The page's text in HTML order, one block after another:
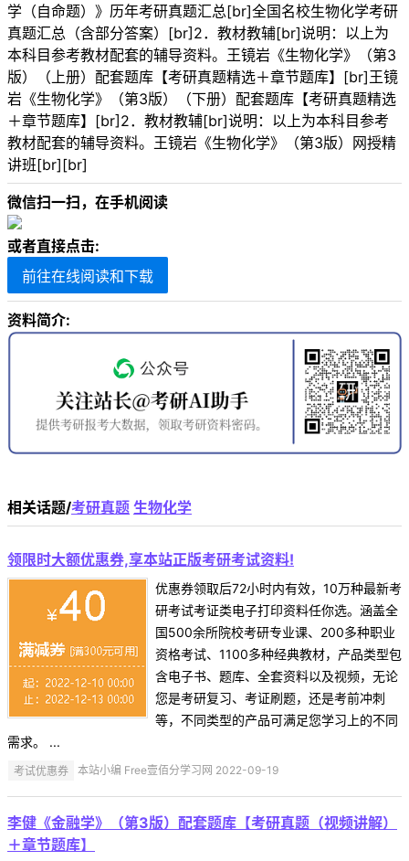
学（自命题）》历年考研真题汇总[br]全国名校生物化学考研
真题汇总（含部分答案）[br]2．教材教辅[br]说明：以上为
本科目参考教材配套的辅导资料。王镜岩《生物化学》（第3
版）（上册）配套题库【考研真题精选＋章节题库】[br]王镜
岩《生物化学》（第3版）（下册）配套题库【考研真题精选
＋章节题库】[br]2．教材教辅[br]说明：以上为本科目参考
教材配套的辅导资料。王镜岩《生物化学》（第3版）网授精
讲班[br][br]
微信扫一扫，在手机阅读
或者直接点击:
前往在线阅读和下载
资料简介:
相关话题/考研真题 生物化学
领限时大额优惠券,享本站正版考研考试资料!
优惠券领取后72小时内有效，10万种最新考
研考试考证类电子打印资料任你选。涵盖全
国500余所院校考研专业课、200多种职业
资格考试、1100多种经典教材，产品类型包
含电子书、题库、全套资料以及视频，无论
您是考研复习、考证刷题，还是考前冲刺
等，不同类型的产品可满足您学习上的不同
需求。 ...
考试优惠券 本站小编 Free壹佰分学习网 2022-09-19
李健《金融学》（第3版）配套题库【考研真题（视频讲解）
＋章节题库】